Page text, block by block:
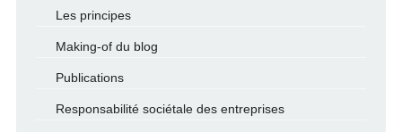
Les principes
Making-of du blog
Publications
Responsabilité sociétale des entreprises